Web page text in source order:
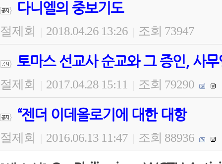
다니엘의 중보기도
절제회 2018.04.26 13:26 조회 73947
토마스 선교사 순교와 그 증인, 사
절제회 2017.04.28 15:11 조회 79290
“젠더 이데올로기에 대한 대항
절제회 2016.06.13 11:47 조회 88936